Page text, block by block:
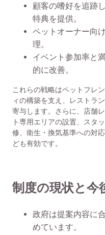
顧客の嗜好を追跡
特典を提供。
ペットオーナー向
理。
イベント参加率と
的に改善。
これらの戦略はペットフレ
ィの構築を支え、レストラ
寄与します。さらに、店舗
ト専用エリアの設置、スタ
修、衛生・換気基準への対
ども有効です。
制度の現状と今
政府は提案内容に
めています。